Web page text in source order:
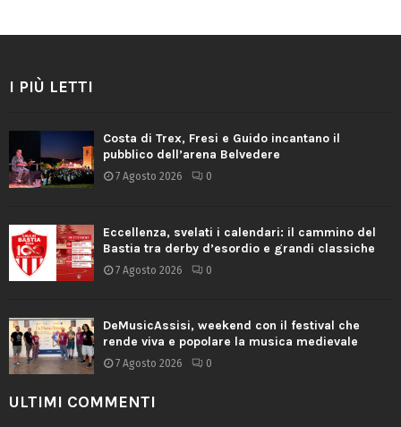
I PIÙ LETTI
Costa di Trex, Fresi e Guido incantano il
pubblico dell’arena Belvedere
7 Agosto 2026 0
Eccellenza, svelati i calendari: il cammino del
Bastia tra derby d’esordio e grandi classiche
7 Agosto 2026 0
DeMusicAssisi, weekend con il festival che
rende viva e popolare la musica medievale
7 Agosto 2026 0
ULTIMI COMMENTI